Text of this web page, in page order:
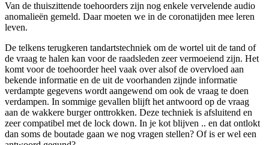
Van de thuiszittende toehoorders zijn nog enkele vervelende audio
anomalieën gemeld. Daar moeten we in de coronatijden mee leren
leven.
De telkens terugkeren tandartstechniek om de wortel uit de tand of
de vraag te halen kan voor de raadsleden zeer vermoeiend zijn. Het
komt voor de toehoorder heel vaak over alsof de overvloed aan
bekende informatie en de uit de voorhanden zijnde informatie
verdampte gegevens wordt aangewend om ook de vraag te doen
verdampen. In sommige gevallen blijft het antwoord op de vraag
aan de wakkere burger onttrokken. Deze techniek is afsluitend en
zeer compatibel met de lock down. In je kot blijven .. en dat ontlokt
dan soms de boutade gaan we nog vragen stellen? Of is er wel een